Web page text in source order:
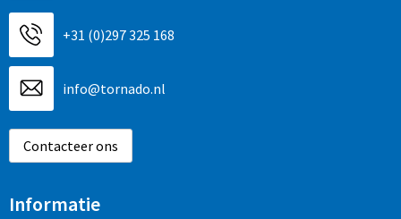
+31 (0)297 325 168
info@tornado.nl
Contacteer ons
Informatie